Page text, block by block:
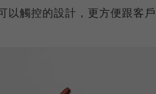
以觸控的設計，更方便跟客戶